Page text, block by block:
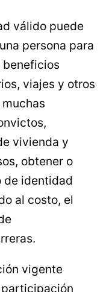
válido puede
persona para
beneficios
viajes y otros
vivienda y
obtener o
de identidad
al costo, el
vigente